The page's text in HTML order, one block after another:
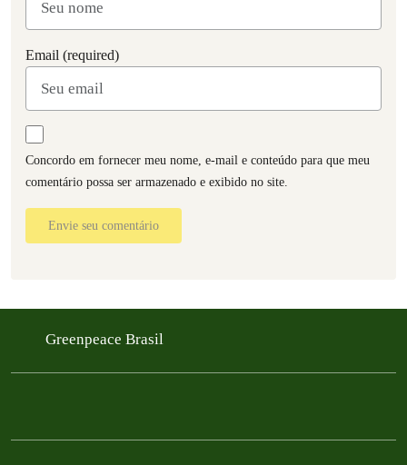
Email (required)
Concordo em fornecer meu nome, e-mail e conteúdo para que meu
comentário possa ser armazenado e exibido no site.
Envie seu comentário
Greenpeace Brasil